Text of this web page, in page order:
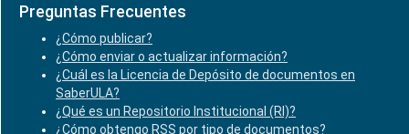
Preguntas Frecuentes
¿Cómo publicar?
¿Cómo enviar o actualizar información?
¿Cuál es la Licencia de Depósito de documentos en
SaberULA?
¿Qué es un Repositorio Institucional (RI)?
¿Cómo obtengo RSS por tipo de documentos?